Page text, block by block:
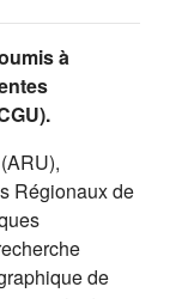
à
Régionaux de
de